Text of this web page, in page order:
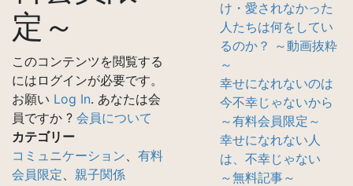
定～
このコンテンツを閲覧する
にはログインが必要です。
お願い Log In. あなたは会
員ですか ? 会員について
カテゴリー
コミュニケーション、 有料
会員限定、 親子関係
け・愛されなかった
人たちは何をしてい
るのか？ ～動画抜粋
～
幸せになれないのは
今不幸じゃないから
～有料会員限定～
幸せになれない人
は、不幸じゃない
～無料記事～